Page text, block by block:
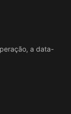
a data-